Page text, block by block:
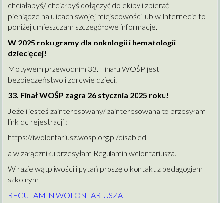
chciałabyś/ chciałbyś dołączyć do ekipy i zbierać
pieniądze na ulicach swojej miejscowości lub w Internecie to
poniżej umieszczam szczegółowe informacje.
W 2025 roku gramy dla onkologii i hematologii
dziecięcej!
Motywem przewodnim 33. Finału WOŚP jest
bezpieczeństwo i zdrowie dzieci.
33. Finał WOŚP zagra 26 stycznia 2025 roku!
Jeżeli jesteś zainteresowany/ zainteresowana to przesyłam
link do rejestracji :
https://iwolontariusz.wosp.org.pl/disabled
a w załączniku przesyłam Regulamin wolontariusza.
W razie wątpliwości i pytań proszę o kontakt z pedagogiem
szkolnym
REGULAMIN WOLONTARIUSZA